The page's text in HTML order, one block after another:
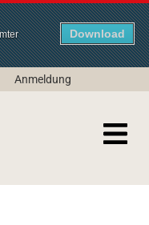
Download
Anmeldung